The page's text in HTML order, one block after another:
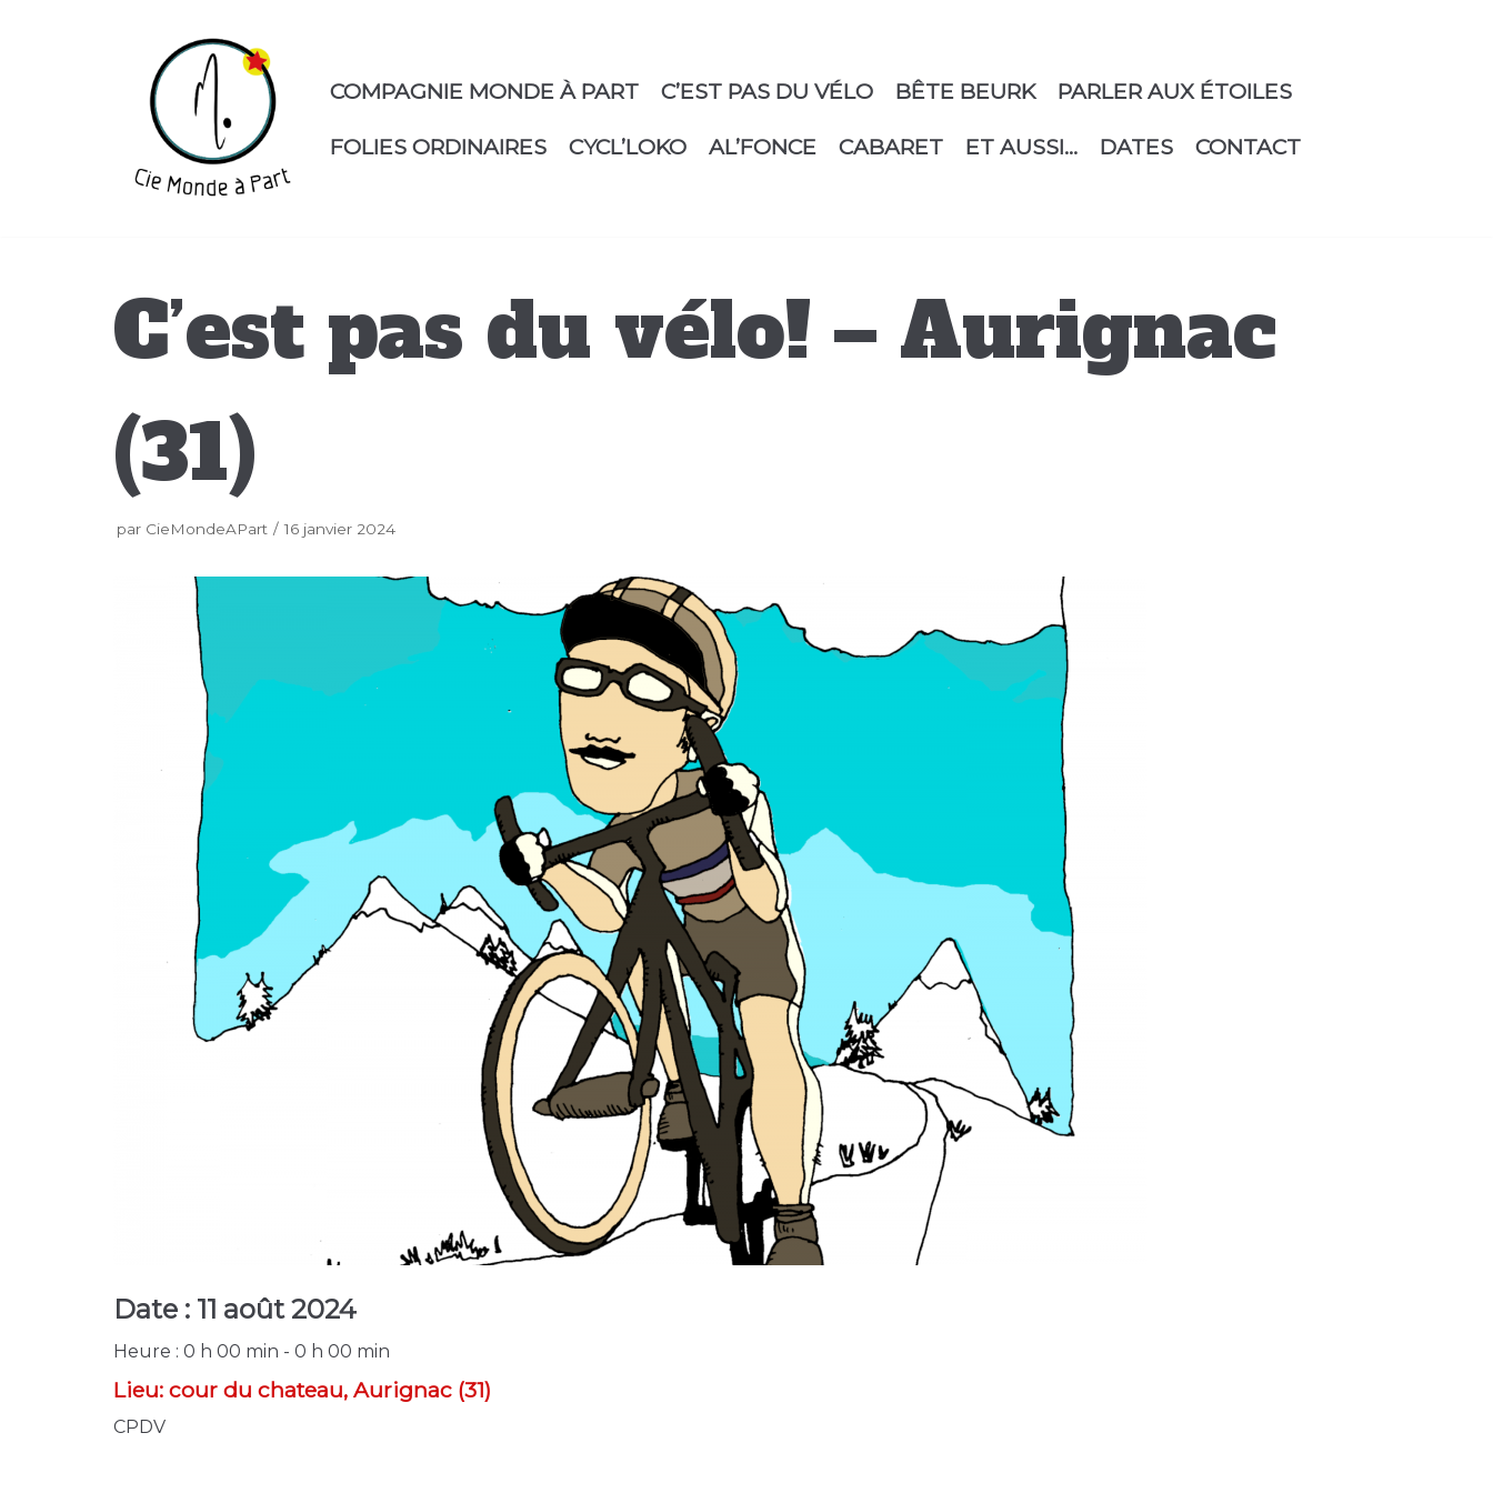
COMPAGNIE MONDE À PART C’EST PAS DU VÉLO BÊTE BEURK PARLER AUX ÉTOILES
FOLIES ORDINAIRES CYCL’LOKO AL’FONCE CABARET ET AUSSI… DATES CONTACT
C’est pas du vélo! – Aurignac
(31)
par CieMondeAPart 16 janvier 2024
Date : 11 août 2024
Heure : 0 h 00 min - 0 h 00 min
Lieu: cour du chateau, Aurignac (31)
CPDV